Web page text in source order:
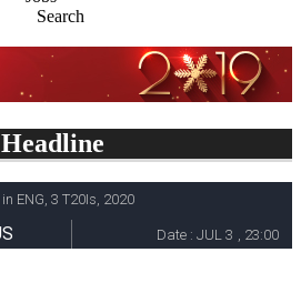
Search
Headline